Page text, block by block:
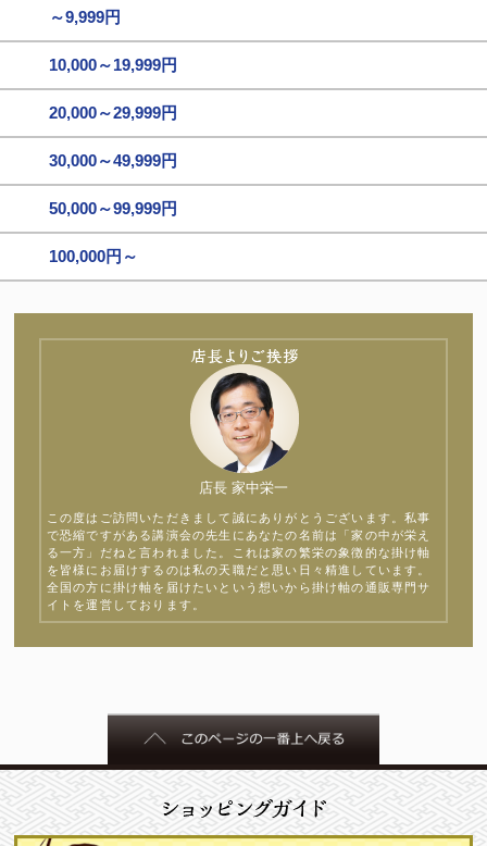
～9,999円
10,000～19,999円
20,000～29,999円
30,000～49,999円
50,000～99,999円
100,000円～
店長 家中栄一
この度はご訪問いただきまして誠にありがとうございます。私事
で恐縮ですがある講演会の先生にあなたの名前は「家の中が栄え
る一方」だねと言われました。これは家の繁栄の象徴的な掛け軸
を皆様にお届けするのは私の天職だと思い日々精進しています。
全国の方に掛け軸を届けたいという想いから掛け軸の通販専門サ
イトを運営しております。